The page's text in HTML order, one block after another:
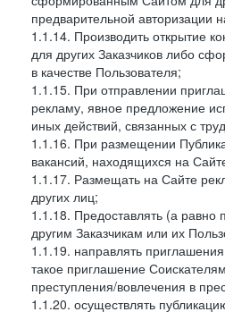
предварительной авторизации
1.1.14. Производить открытие
для других Заказчиков либо
в качестве Пользователя;
1.1.15. При отправлении
рекламу, явное предложение
иных действий, связанных с
1.1.16. При размещении
вакансий, находящихся на
1.1.17. Размещать на Сайте
других лиц;
1.1.18. Предоставлять (а равно
другим Заказчикам или их
1.1.19. направлять
такое приглашение
преступления/вовлечения в
1.1.20. осуществлять